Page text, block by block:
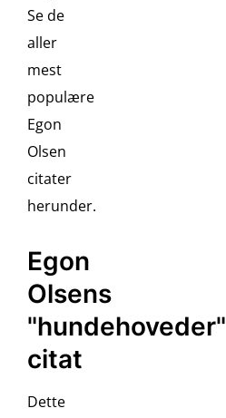
Se de
aller
mest
populære
Egon
Olsen
citater
herunder.
Egon
Olsens
"hundehoveder"
citat
Dette